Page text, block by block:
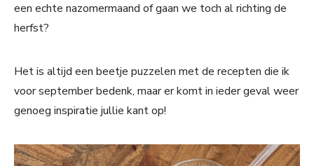
een echte nazomermaand of gaan we toch al richting de
herfst?
Het is altijd een beetje puzzelen met de recepten die ik
voor september bedenk, maar er komt in ieder geval weer
genoeg inspiratie jullie kant op!